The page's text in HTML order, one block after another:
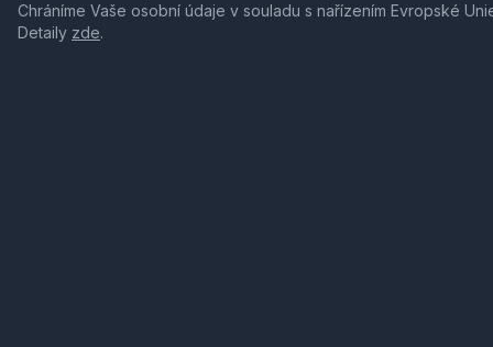
Chráníme Vaše osobní údaje v souladu s nařízením Evropské
Detaily zde.